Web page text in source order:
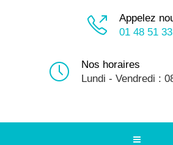
Appelez
01 48 51
Nos horaires
Lundi - Vendredi :